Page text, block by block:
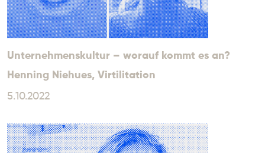
Unternehmenskultur – worauf kommt es an?
Henning Niehues, Virtilitation
5.10.2022